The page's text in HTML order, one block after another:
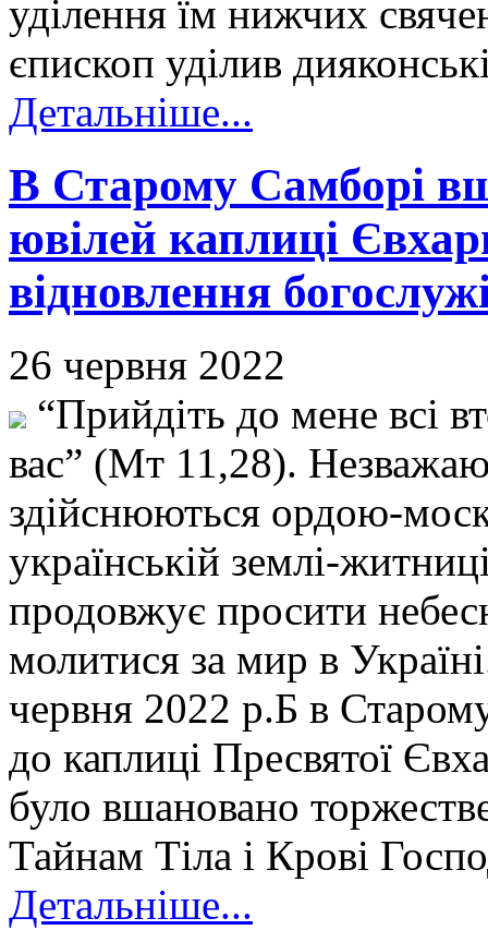
уділення їм нижчих
єпископ уділив
Детальніше...
В Старому Самборі
ювілей каплиці
відновлення
26 червня 2022
“Прийдіть до мене всі
вас” (Мт 11,28).
здійснюються ордою-
українській землі-
продовжує просити
молитися за мир в
червня 2022 р.Б в
до каплиці Пресвятої
було вшановано
Тайнам Тіла і Крові
Детальніше...